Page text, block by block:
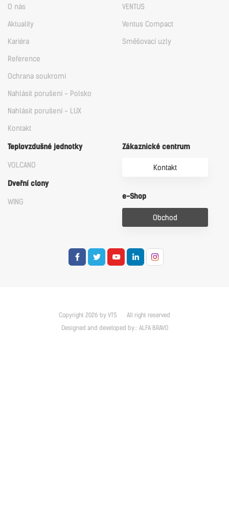
O nás
Aktuality
Kariéra
Reference
Ochrana soukromí
Nahlásit porušení - Polsko
Nahlásit porušení - LUX
Kontakt
VENTUS
Ventus Compact
Směšovací uzly
Teplovzdušné jednotky
VOLCANO
Dveřní clony
WING
Zákaznické centrum
Kontakt
e-Shop
Obchod
Copyright 2026 by VTS
All right reserved
Designed and developed by:: ALFA BRAVO